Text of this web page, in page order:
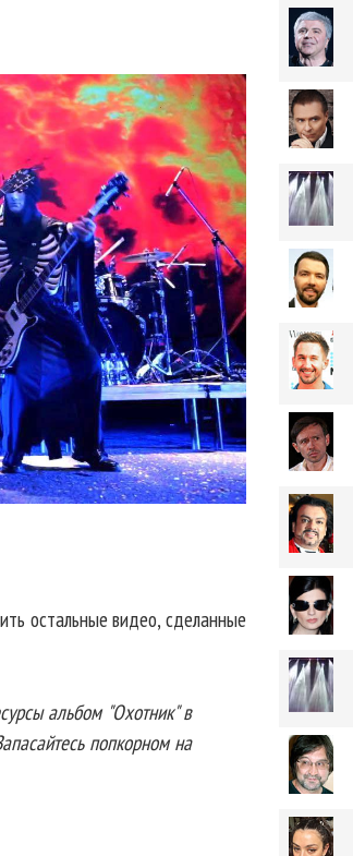
остальные видео, сделанные
альбом "Охотник" в
попкорном на